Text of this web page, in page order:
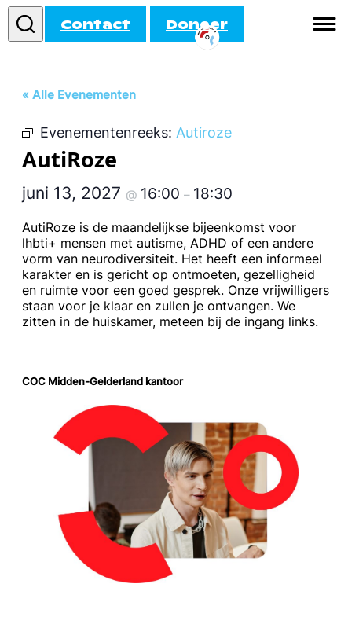
Contact Doneer
Activiteiten
Agenda
« Alle Evenementen
Evenementenreeks: Autiroze
AutiRoze
juni 13, 2027 @ 16:00 – 18:30
AutiRoze is de maandelijkse bijeenkomst voor
lhbti+ mensen met autisme, ADHD of een andere
vorm van neurodiversiteit. Het heeft een informeel
karakter en is gericht op ontmoeten, gezelligheid
en ruimte voor een goed gesprek. Onze vrijwilligers
staan voor je klaar en zullen je ontvangen. We
zitten in de huiskamer, meteen bij de ingang links.
COC Midden-Gelderland kantoor